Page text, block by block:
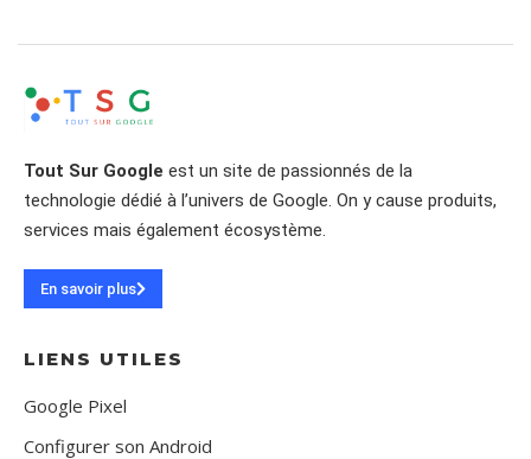
Tout Sur Google est un site de passionnés de la
technologie dédié à l’univers de Google. On y cause produits,
services mais également écosystème.
En savoir plus
LIENS UTILES
Google Pixel
Configurer son Android